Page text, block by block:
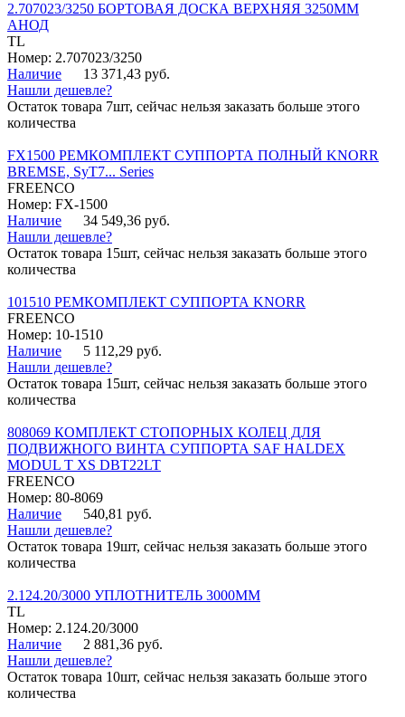
2.707023/3250 БОРТОВАЯ ДОСКА ВЕРХНЯЯ 3250ММ
АНОД
TL
Номер: 2.707023/3250
Наличие
13 371,43 руб.
Нашли дешевле?
Остаток товара 7шт, сейчас нельзя заказать больше этого
количества
FX1500 РЕМКОМПЛЕКТ СУППОРТА ПОЛНЫЙ KNORR
BREMSE, SyT7... Series
FREENCO
Номер: FX-1500
Наличие
34 549,36 руб.
Нашли дешевле?
Остаток товара 15шт, сейчас нельзя заказать больше этого
количества
101510 РЕМКОМПЛЕКТ СУППОРТА KNORR
FREENCO
Номер: 10-1510
Наличие
5 112,29 руб.
Нашли дешевле?
Остаток товара 15шт, сейчас нельзя заказать больше этого
количества
808069 КОМПЛЕКТ СТОПОРНЫХ КОЛЕЦ ДЛЯ
ПОДВИЖНОГО ВИНТА СУППОРТА SAF HALDEX
MODUL T XS DBT22LT
FREENCO
Номер: 80-8069
Наличие
540,81 руб.
Нашли дешевле?
Остаток товара 19шт, сейчас нельзя заказать больше этого
количества
2.124.20/3000 УПЛОТНИТЕЛЬ 3000ММ
TL
Номер: 2.124.20/3000
Наличие
2 881,36 руб.
Нашли дешевле?
Остаток товара 10шт, сейчас нельзя заказать больше этого
количества